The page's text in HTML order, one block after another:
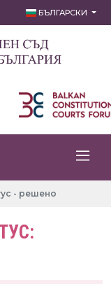
БЪЛГАРСКИ
- решено